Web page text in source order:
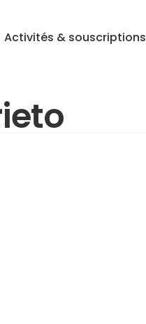
Activités & souscriptions